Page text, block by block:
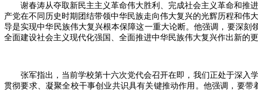
谢春涛从夺取新民主主义革命伟大胜利、完成社会主义革命和推
产党在不同历史时期团结带领中华民族走向伟大复兴的光辉历程和伟
导是实现中华民族伟大复兴根本保障这一重大论断。他强调，要深刻
全面建设社会主义现代化强国、全面推进中华民族伟大复兴作出新的更
张军指出，当前学校第十六次党代会召开在即，我们正处于深入
贯彻要求、凝聚全校干事创业共识具有关键推动作用。他强调，要